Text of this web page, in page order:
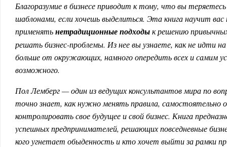
Благоразумие в бизнесе приводит к тому, что вы
шаблонами, если хочешь выделиться. Эта книга научит
применятьнетрадиционные подходык решению
решать бизнес-проблемы. Из нее вы узнаете, как не идти
больше от окружающих, намного опередить всех и самим
возможного.
Пол Лемберг — один из ведущих консультантов мира по
точно знает, как нужно менять правила, самостоятельно
контролировать свое будущее и свой бизнес. Книга
успешных предпринимателей, решающих повседневные
кого угнетает обыденность и кто хочет выйти за рамки